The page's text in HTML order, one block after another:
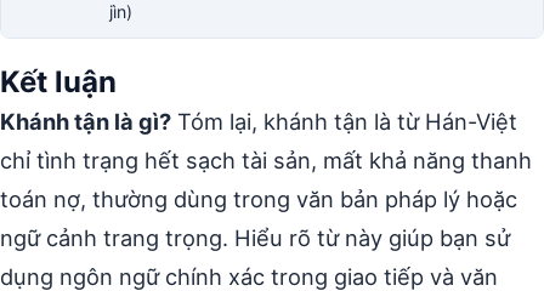
jìn)
Kết luận
Khánh tận là gì? Tóm lại, khánh tận là từ Hán-Việt
chỉ tình trạng hết sạch tài sản, mất khả năng thanh
toán nợ, thường dùng trong văn bản pháp lý hoặc
ngữ cảnh trang trọng. Hiểu rõ từ này giúp bạn sử
dụng ngôn ngữ chính xác trong giao tiếp và văn